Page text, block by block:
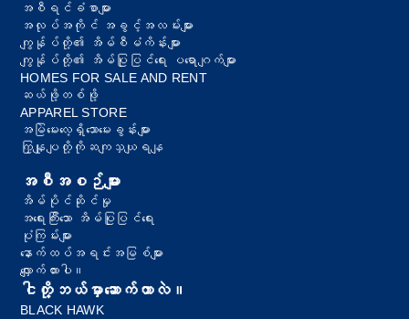
အစီရင်ခံစာများ
အလုပ်အကိုင် အခွင့်အလမ်းများ
ကျွန်ုပ်တို့၏ အိမ်စီမံကိန်းများ
ကျွန်ုပ်တို့၏ အိမ်ပြုပြင်ရေး ပရောဂျက်များ
HOMES FOR SALE AND RENT
ဆယ်ဖို့တစ်ဖို့
APPAREL STORE
အမြဲမေးလေ့ရှိသောမေးခွန်းများ
ကြှနျုပျတို့ကိုဆကျသှယျရနျ
အစီအစဉ်များ
အိမ်ပိုင်ဆိုင်မှု
အရေးကြီးသော အိမ်ပြုပြင်ရေး
ပုံကြမ်းများ
နောက်ထပ်အရင်းအမြစ်များ
လျှောက်ထားပါ။
ငါတို့ဘယ်မှာဆောက်တာလဲ။
BLACK HAWK